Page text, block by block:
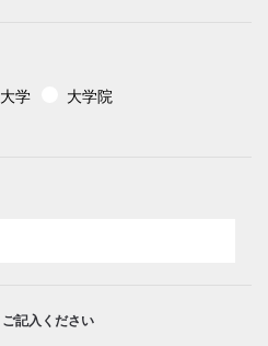
大学 大学院
ご記入ください